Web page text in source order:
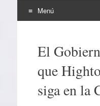
Menú
contenido
El
que
siga en la